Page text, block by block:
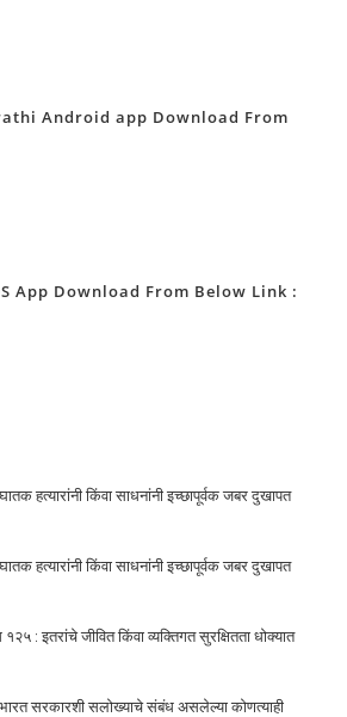
Android app Download From
App Download From Below Link :
हत्यारांनी किंवा साधनांनी इच्छापूर्वक जबर दुखापत
हत्यारांनी किंवा साधनांनी इच्छापूर्वक जबर दुखापत
: इतरांचे जीवित किंवा व्यक्तिगत सुरक्षितता धोक्यात
सरकारशी सलोख्याचे संबंध असलेल्या कोणत्याही